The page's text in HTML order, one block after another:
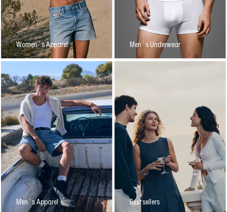
Women´s Apparel Men´s Underwear
Men´s Apparel Bestsellers